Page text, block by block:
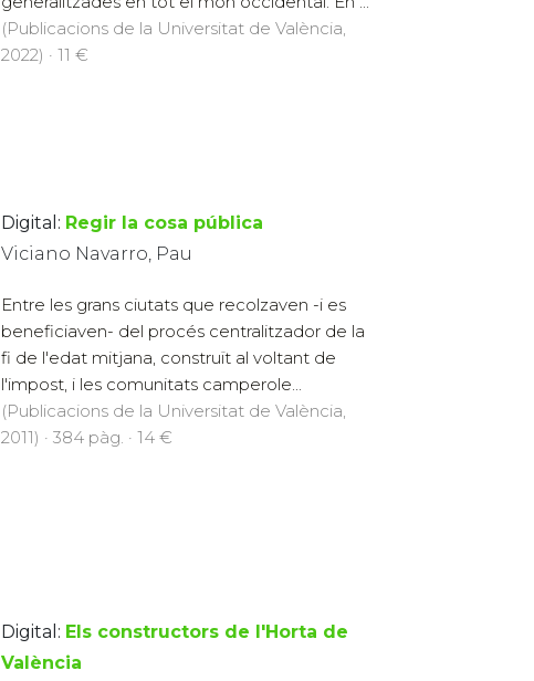
(Publicacions de la Universitat de València,
2022) · 11 €
Digital: Regir la cosa pública
Viciano Navarro, Pau
Entre les grans ciutats que recolzaven -i es
beneficiaven- del procés centralitzador de la
fi de l'edat mitjana, construït al voltant de
l'impost, i les comunitats camperole...
(Publicacions de la Universitat de València,
2011) · 384 pàg. · 14 €
Digital: Els constructors de l'Horta de
València